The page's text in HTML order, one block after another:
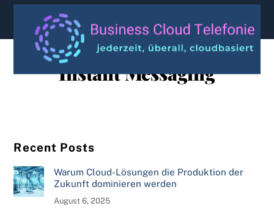
content
Instant Messaging
Recent Posts
Warum Cloud-Lösungen die Produktion der
Zukunft dominieren werden
August 6, 2025